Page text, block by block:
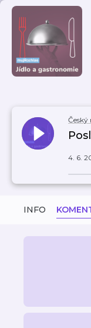
Český
4. 6.
INFO